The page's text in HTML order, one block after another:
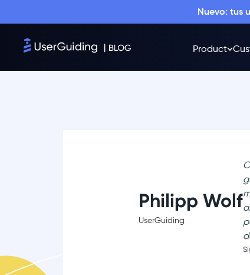
Nuevo: tus
Product
Philipp Wolf
UserGuiding